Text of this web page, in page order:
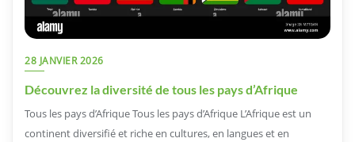
28 JANVIER 2026
Découvrez la diversité de tous les pays d’Afrique
Tous les pays d’Afrique Tous les pays d’Afrique L’Afrique est un
continent diversifié et riche en cultures, en langues et en